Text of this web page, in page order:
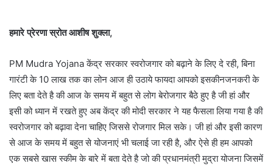
हमारे प्रेरणा स्रोत आशीष शुक्ला,
PM Mudra Yojana केंद्र सरकार स्वरोजगार को बढ़ाने के लिए दे रही, बिना
गारंटी के 10 लाख तक का लोन आज ही उठाये फायदा आपको इसकीनजनकरी के
लिए बता देते है की आज के समय में बहुत से लोग बेरोजगार बैठे हुए है जी हां और
इसी को ध्यान में रखते हुए अब केंद्र की मोदी सरकार ने यह फैसला लिया गया है की
स्वरोजगार को बढ़ावा देना चाहिए जिससे रोजगार मिल सके। जी हां और इसी कारण
से आज के समय में बहुत से योजनाएं भी चलाई जा रही है, और ऐसे ही हम आपको
एक सबसे खास स्कीम के बारे में बता देते है जो की प्रधानमंत्री मुद्रा योजना जिसमें